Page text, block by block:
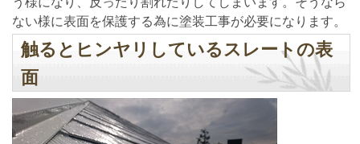
ない様に表面を保護する為に塗装工事が必要になります。
触るとヒンヤリしているスレートの表
面